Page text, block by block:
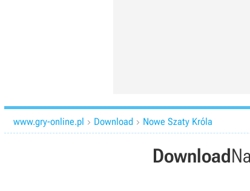
www.gry-online.pl  Download  Nowe Szaty Króla
Download